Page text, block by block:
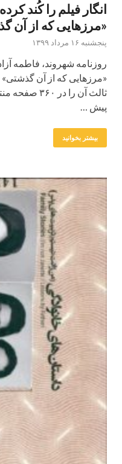
انگار فیلم را کُند
«مرزهایی که از آن
پنجشنبه ۱۶ مرداد ۱۳۹۹
روزنامه شهروند، فاطمه
«مرزهایی که از آن
ثالث آن را
پیش …
بیشتر بخوانید